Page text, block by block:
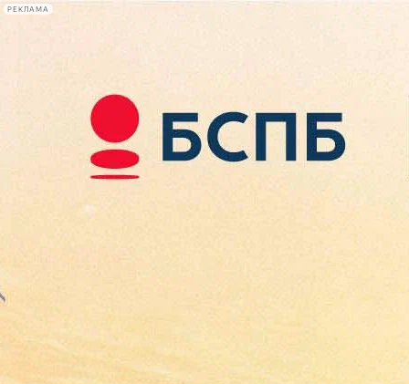
РЕКЛАМА
Сегодня:
2026.08.07
21:45
Афиша Plus